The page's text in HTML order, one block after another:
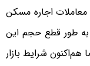
اجاره مسکن
به طور قطع حجم این
شرایط بازار